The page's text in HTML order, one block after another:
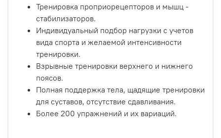
Тренировка проприорецепторов и мышц -
стабилизаторов.
Индивидуальный подбор нагрузки с учетов
вида спорта и желаемой интенсивности
тренировки.
Взрывные тренировки верхнего и нижнего
поясов.
Полная поддержка тела, щадящие тренировки
для суставов, отсутствие сдавливания.
Более 200 упражнений и их вариаций.